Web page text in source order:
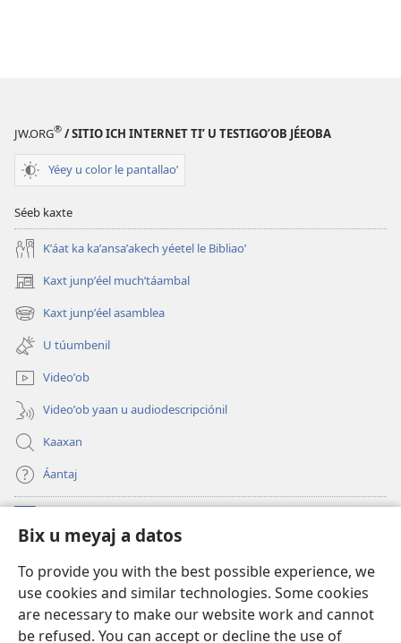
Bix u meyaj a datos
To provide you with the best possible experience, we
use cookies and similar technologies. Some cookies
are necessary to make our website work and cannot
be refused. You can accept or decline the use of
JW.ORG® / SITIO ICH INTERNET TIʼ U TESTIGOʼOB JÉEOBA
Yéey u color le pantallaoʼ
Séeb kaxte
Kʼáat ka kaʼansaʼakech yéetel le Bibliaoʼ
Kaxt junpʼéel muchʼtáambal
(opens
new
window)
Kaxt junpʼéel asamblea
(opens
new
window)
U túumbenil
Videoʼob
Videoʼob yaan u audiodescripciónil
Kaaxan
Áantaj
(opens
new
Biblioteca ich Internet tiʼ le Watchtoweroʼ™
(opens
new
window)JW Hub
(opens
new